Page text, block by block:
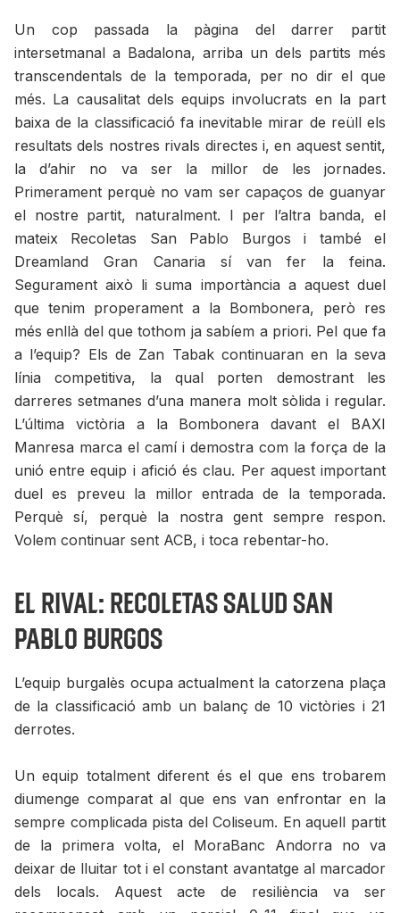
Un cop passada la pàgina del darrer partit
intersetmanal a Badalona, arriba un dels partits més
transcendentals de la temporada, per no dir el que
més. La causalitat dels equips involucrats en la part
baixa de la classificació fa inevitable mirar de reüll els
resultats dels nostres rivals directes i, en aquest sentit,
la d’ahir no va ser la millor de les jornades.
Primerament perquè no vam ser capaços de guanyar
el nostre partit, naturalment. I per l’altra banda, el
mateix Recoletas San Pablo Burgos i també el
Dreamland Gran Canaria sí van fer la feina.
Segurament això li suma importància a aquest duel
que tenim properament a la Bombonera, però res
més enllà del que tothom ja sabíem a priori. Pel que fa
a l’equip? Els de Zan Tabak continuaran en la seva
línia competitiva, la qual porten demostrant les
darreres setmanes d’una manera molt sòlida i regular.
L’última victòria a la Bombonera davant el BAXI
Manresa marca el camí i demostra com la força de la
unió entre equip i afició és clau. Per aquest important
duel es preveu la millor entrada de la temporada.
Perquè sí, perquè la nostra gent sempre respon.
Volem continuar sent ACB, i toca rebentar-ho.
El rival: Recoletas Salud San
Pablo Burgos
L’equip burgalès ocupa actualment la catorzena plaça
de la classificació amb un balanç de 10 victòries i 21
derrotes.
Un equip totalment diferent és el que ens trobarem
diumenge comparat al que ens van enfrontar en la
sempre complicada pista del Coliseum. En aquell partit
de la primera volta, el MoraBanc Andorra no va
deixar de lluitar tot i el constant avantatge al marcador
dels locals. Aquest acte de resiliència va ser